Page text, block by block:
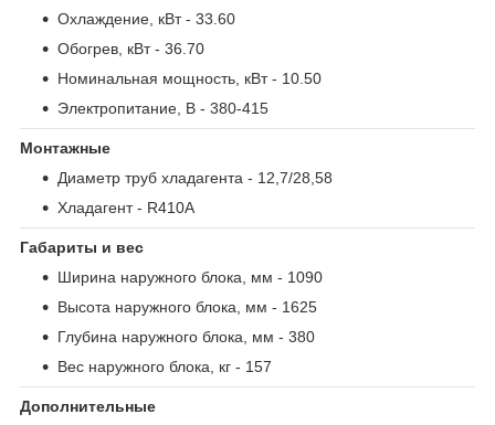
Охлаждение, кВт - 33.60
Обогрев, кВт - 36.70
Номинальная мощность, кВт - 10.50
Электропитание, В - 380-415
Монтажные
Диаметр труб хладагента - 12,7/28,58
Хладагент - R410A
Габариты и вес
Ширина наружного блока, мм - 1090
Высота наружного блока, мм - 1625
Глубина наружного блока, мм - 380
Вес наружного блока, кг - 157
Дополнительные